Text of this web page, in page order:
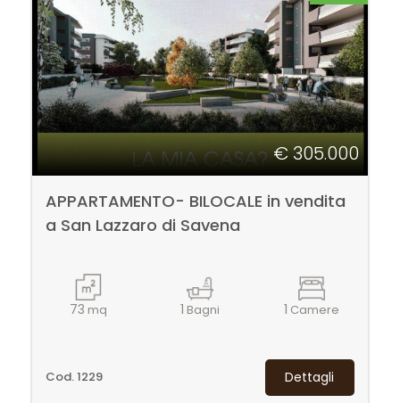
€ 305.000
APPARTAMENTO- BILOCALE in vendita
a San Lazzaro di Savena
73 mq 1 Bagni 1 Camere
Cod. 1229 Dettagli